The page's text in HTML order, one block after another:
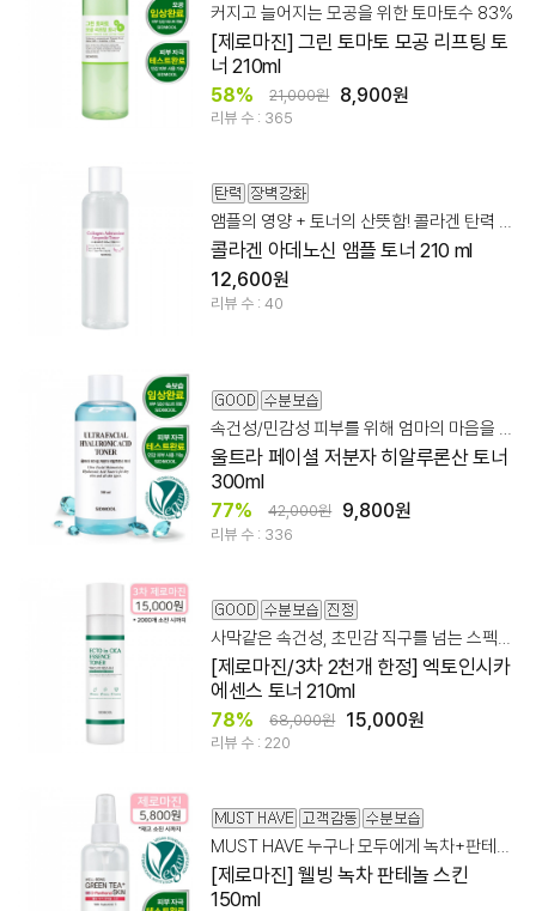
커지고 늘어지는 모공을 위한 토마토수 83%
[제로마진] 그린 토마토 모공 리프팅 토
너 210ml
58% 21,000원 8,900원
리뷰 수 : 365
앰플의 영양 + 토너의 산뜻함! 콜라겐 탄력 집중 케어
콜라겐 아데노신 앰플 토너 210 ml
12,600원
리뷰 수 : 40
속건성/민감성 피부를 위해 엄마의 마음을 듬뿍 담아 만들었습니다.
울트라 페이셜 저분자 히알루론산 토너
300ml
77% 42,000원 9,800원
리뷰 수 : 336
사막같은 속건성, 초민감 직구를 넘는 스펙&가성비!
[제로마진/3차 2천개 한정] 엑토인시카
에센스 토너 210ml
78% 68,000원 15,000원
리뷰 수 : 220
MUST HAVE 누구나 모두에게 녹차+판테놀+저/고분자 히알루론산 레시피
[제로마진] 웰빙 녹차 판테놀 스킨
150ml